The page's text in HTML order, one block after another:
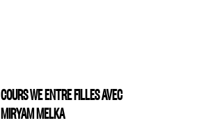
COURS WE ENTRE FILLES AVEC
MIRYAM MELKA